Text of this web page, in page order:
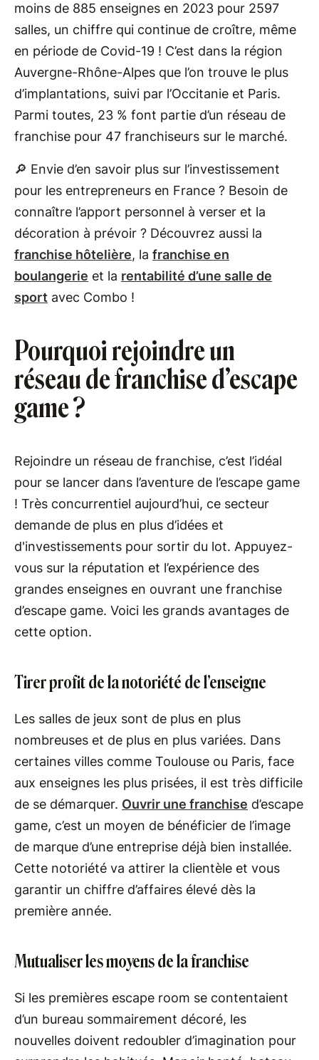
moins de 885 enseignes en 2023 pour 2597
salles, un chiffre qui continue de croître, même
en période de Covid-19 ! C’est dans la région
Auvergne-Rhône-Alpes que l’on trouve le plus
d’implantations, suivi par l’Occitanie et Paris.
Parmi toutes, 23 % font partie d’un réseau de
franchise pour 47 franchiseurs sur le marché.
🔎 Envie d’en savoir plus sur l’investissement
pour les entrepreneurs en France ? Besoin de
connaître l’apport personnel à verser et la
décoration à prévoir ? Découvrez aussi la
franchise hôtelière, la franchise en
boulangerie et la rentabilité d’une salle de
sport avec Combo !
Pourquoi rejoindre un
réseau de franchise d’escape
game ?
Rejoindre un réseau de franchise, c’est l’idéal
pour se lancer dans l’aventure de l’escape game
! Très concurrentiel aujourd’hui, ce secteur
demande de plus en plus d’idées et
d'investissements pour sortir du lot. Appuyez-
vous sur la réputation et l’expérience des
grandes enseignes en ouvrant une franchise
d’escape game. Voici les grands avantages de
cette option.
Tirer profit de la notoriété de l’enseigne
Les salles de jeux sont de plus en plus
nombreuses et de plus en plus variées. Dans
certaines villes comme Toulouse ou Paris, face
aux enseignes les plus prisées, il est très difficile
de se démarquer. Ouvrir une franchise d’escape
game, c’est un moyen de bénéficier de l’image
de marque d’une entreprise déjà bien installée.
Cette notoriété va attirer la clientèle et vous
garantir un chiffre d’affaires élevé dès la
première année.
Mutualiser les moyens de la franchise
Si les premières escape room se contentaient
d’un bureau sommairement décoré, les
nouvelles doivent redoubler d’imagination pour